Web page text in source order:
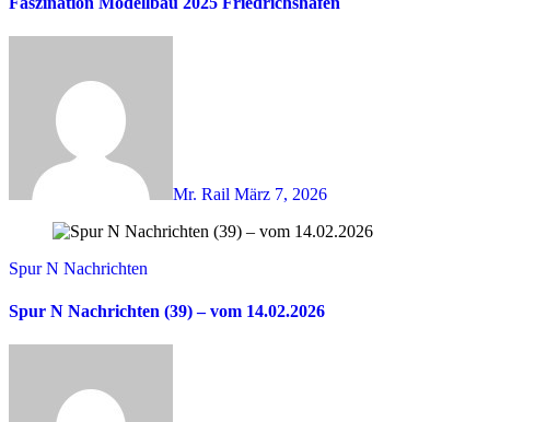
Mr. Rail März 7, 2026
Spur N Nachrichten
Spur N Nachrichten (39) – vom 14.02.2026